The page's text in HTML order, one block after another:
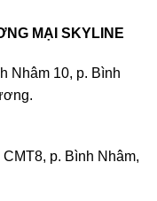
MẠI SKYLINE
Nhâm 10, p. Bình
p. Bình Nhâm,